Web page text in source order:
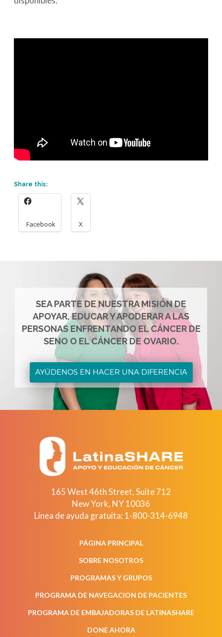
Share this:
Facebook X
SEA PARTE DE NUESTRA MISIÓN DE
APOYAR, EDUCAR Y APODERAR A LAS
PERSONAS ENFRENTANDO EL CÁNCER DE
SENO O EL CÁNCER DE OVARIO.
AYÚDENOS EN HACER UNA DIFERENCIA
165 West 46th Street, Suite 712
New York, NY10036
Línea de ayuda gratuita: 1-800-314-6948
PÁGINA PRINCIPAL
SOBRE NOSOTROS
PROGRAMAS Y GRUPOS
PROGRAMA DE NAVEGACION DE PACIENTES
PROGRAMA DE EMBAJADORAS DE LATINASHARE
DONE AHORA